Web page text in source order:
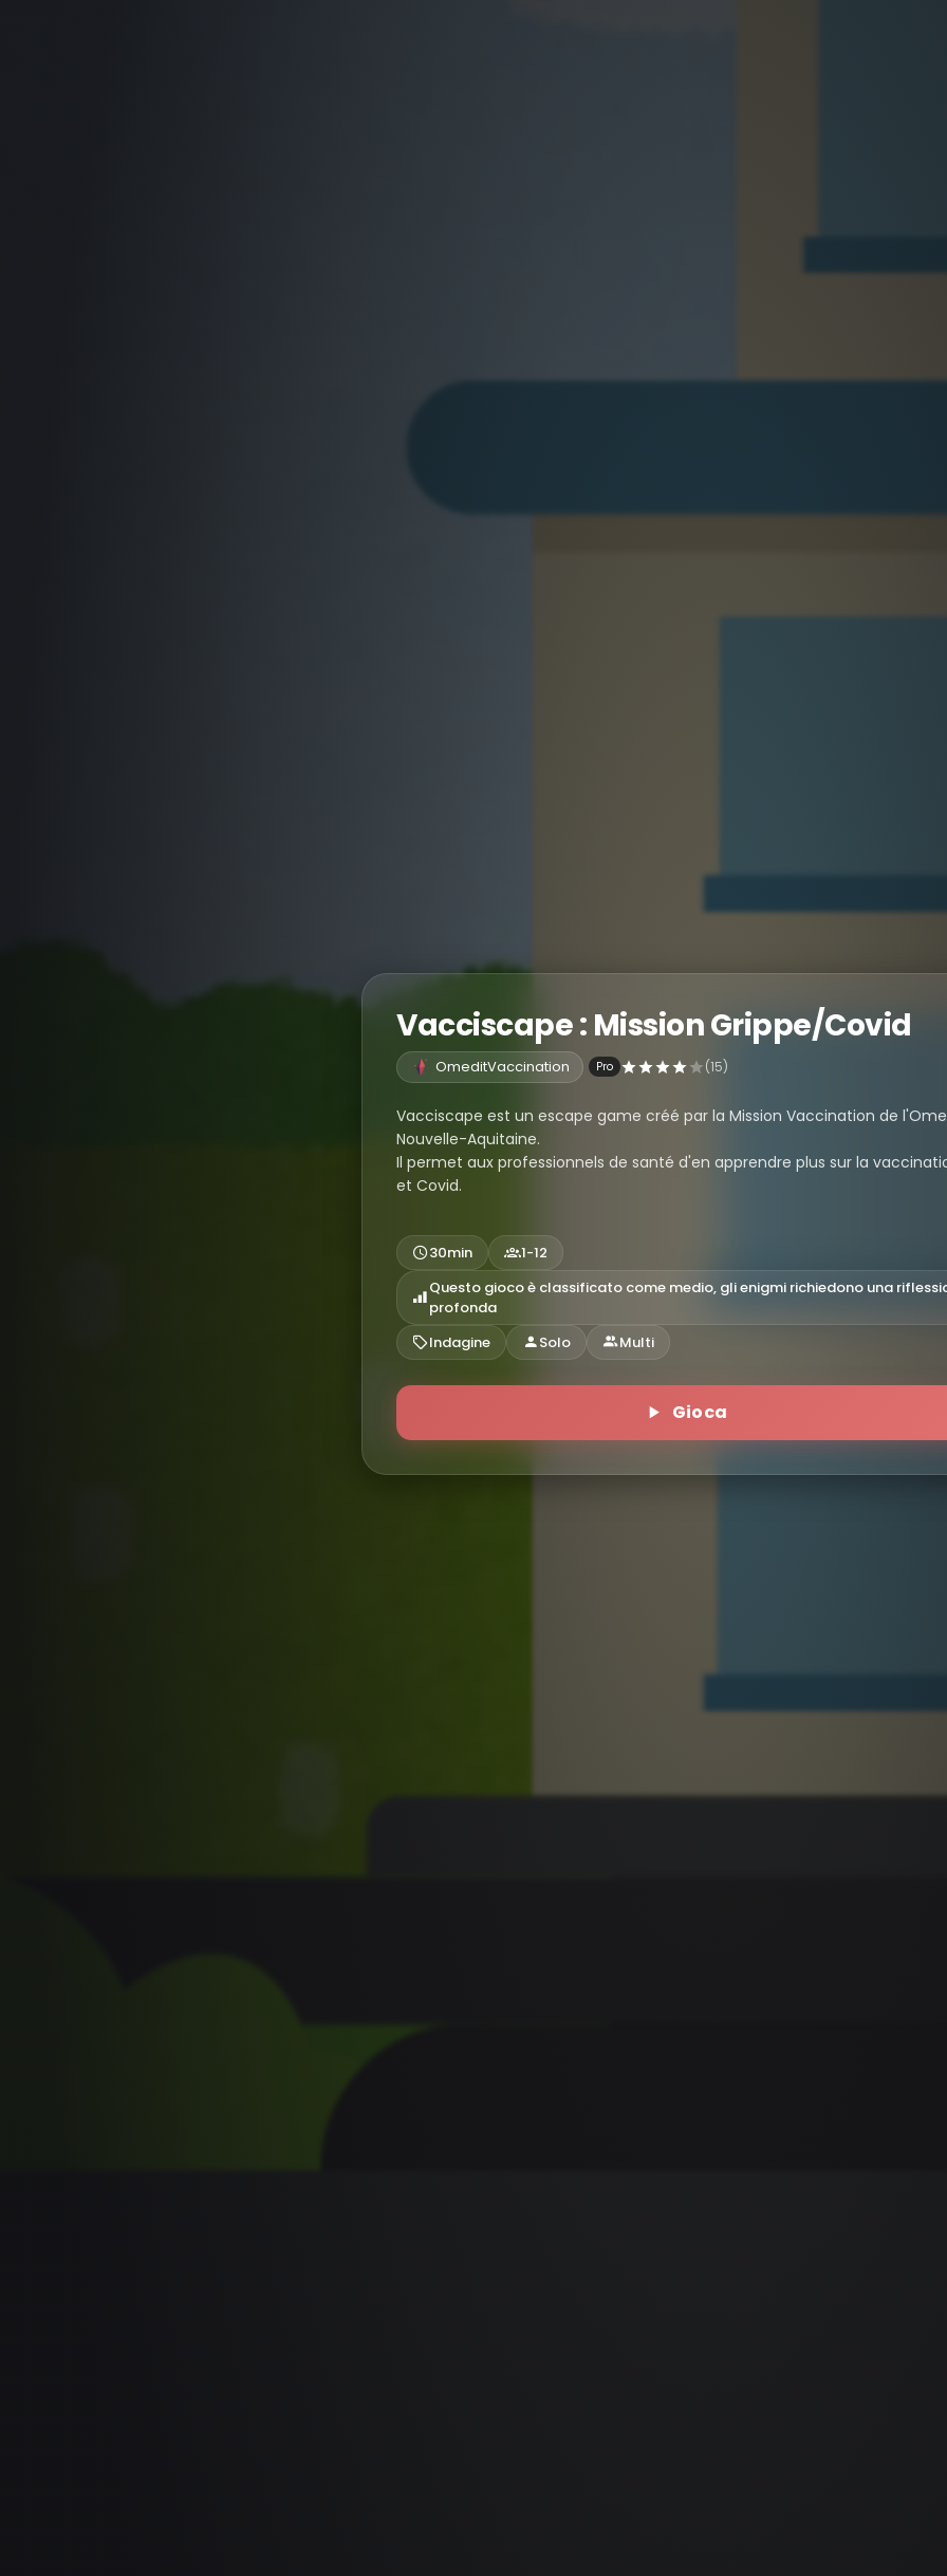
Vacciscape : Mission Grippe/Covid
OmeditVaccination Pro (15)
Vacciscape est un escape game créé par la Mission Vaccination de
Nouvelle-Aquitaine.
Il permet aux professionnels de santé d'en apprendre plus sur la
et Covid.
30min
1-12
Questo gioco è classificato come medio, gli enigmi richiedono una
profonda
Indagine
Solo Multi
Gioca